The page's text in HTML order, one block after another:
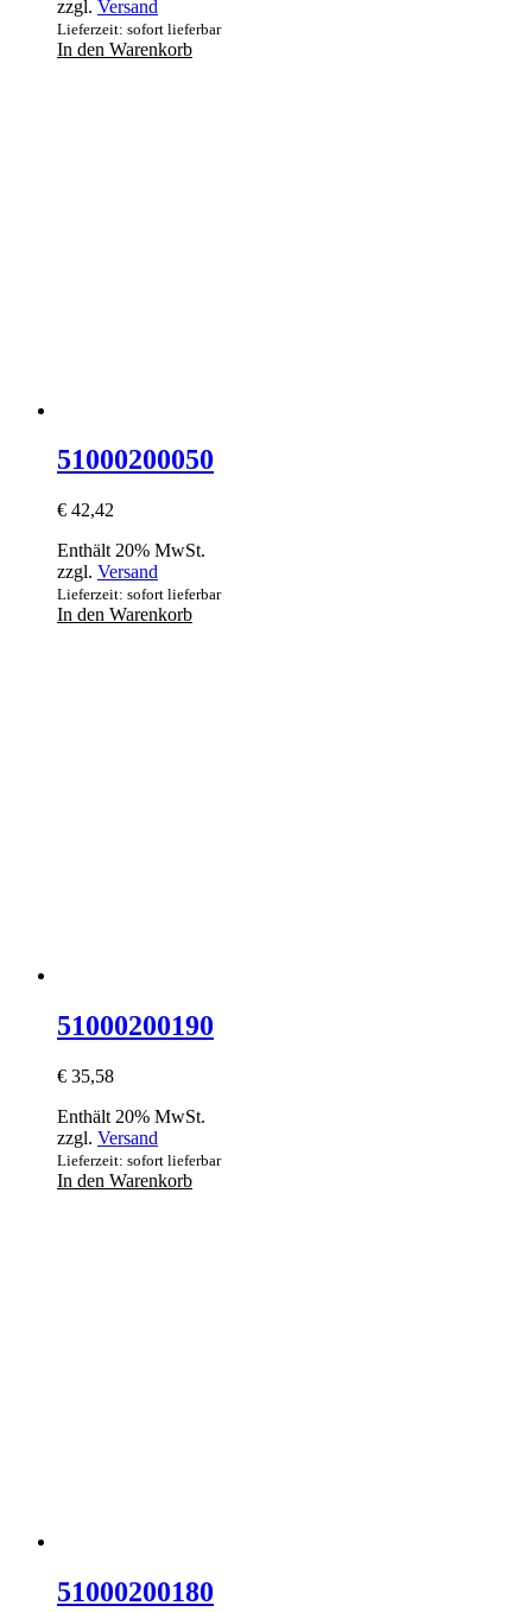
zzgl. Versand
Lieferzeit: sofort lieferbar
In den Warenkorb
51000200050
€ 42,42
Enthält 20% MwSt.
zzgl. Versand
Lieferzeit: sofort lieferbar
In den Warenkorb
51000200190
€ 35,58
Enthält 20% MwSt.
zzgl. Versand
Lieferzeit: sofort lieferbar
In den Warenkorb
51000200180